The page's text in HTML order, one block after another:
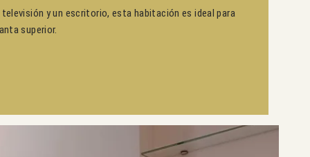
televisión y un escritorio, esta habitación es ideal para
superior.